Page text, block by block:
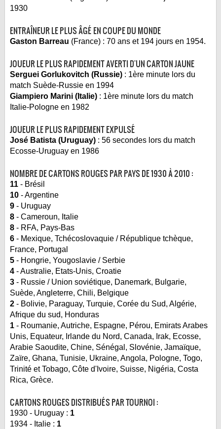
1930
ENTRAÎNEUR LE PLUS ÂGÉ EN COUPE DU MONDE
Gaston Barreau (France) : 70 ans et 194 jours en 1954.
JOUEUR LE PLUS RAPIDEMENT AVERTI D'UN CARTON JAUNE
Serguei Gorlukovitch (Russie): 1ère minute lors du
match Suède-Russie en 1994
Giampiero Marini (Italie): 1ère minute lors du match
Italie-Pologne en 1982
JOUEUR LE PLUS RAPIDEMENT EXPULSÉ
José Batista (Uruguay): 56 secondes lors du match
Ecosse-Uruguay en 1986
NOMBRE DE CARTONS ROUGES PAR PAYS DE 1930 À 2010 :
11- Brésil
10- Argentine
9- Uruguay
8- Cameroun, Italie
8- RFA, Pays-Bas
6- Mexique, Tchécoslovaquie / République tchèque,
France, Portugal
5- Hongrie, Yougoslavie / Serbie
4- Australie, Etats-Unis, Croatie
3- Russie / Union soviétique, Danemark, Bulgarie,
Suède, Angleterre, Chili, Belgique
2- Bolivie, Paraguay, Turquie, Corée du Sud, Algérie,
Afrique du sud, Honduras
1- Roumanie, Autriche, Espagne, Pérou, Emirats Arabes
Unis, Equateur, Irlande du Nord, Canada, Irak, Ecosse,
Arabie Saoudite, Chine, Sénégal, Slovénie, Jamaïque,
Zaïre, Ghana, Tunisie, Ukraine, Angola, Pologne, Togo,
Trinité et Tobago, Côte d'Ivoire, Suisse, Nigéria, Costa
Rica, Grèce.
CARTONS ROUGES DISTRIBUÉS PAR TOURNOI :
1930 - Uruguay : 1
1934 - Italie : 1